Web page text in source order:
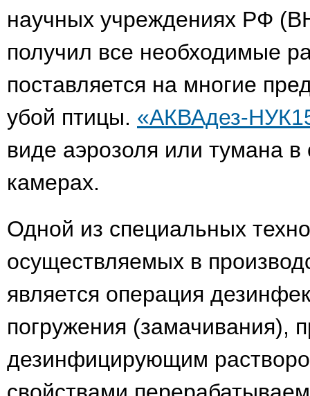
научных учреждениях РФ
получил все необходимые
поставляется на многие
убой птицы. «АКВАдез-
виде аэрозоля или тумана
камерах.
Одной из специальных
осуществляемых в
является операция
погружения (замачивания),
дезинфицирующим